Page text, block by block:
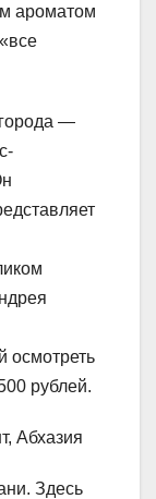
ароматом
—
осмотреть
рублей.
Абхазия
Здесь